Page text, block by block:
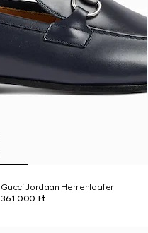
Gucci Jordaan Herrenloafer
361 000 Ft